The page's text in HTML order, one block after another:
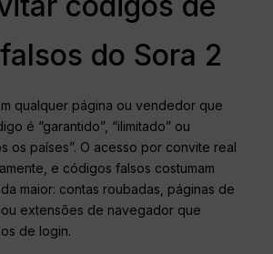
do Sora 2
qualquer página ou vendedor que
é “garantido”, “ilimitado” ou
os países”. O acesso por convite real
e códigos falsos costumam
maior: contas roubadas, páginas de
extensões de navegador que
de login.